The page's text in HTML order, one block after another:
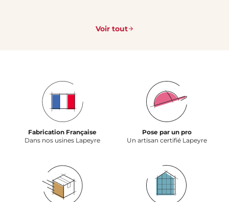
Voir tout
Fabrication Française
Dans nos usines Lapeyre
Pose par un pro
Un artisan certifié Lapeyre